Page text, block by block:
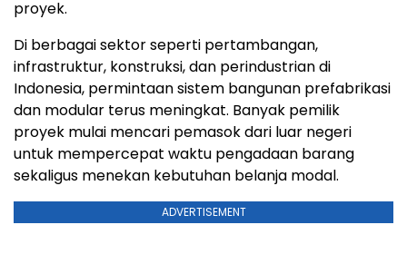
proyek.
Di berbagai sektor seperti pertambangan,
infrastruktur, konstruksi, dan perindustrian di
Indonesia, permintaan sistem bangunan prefabrikasi
dan modular terus meningkat. Banyak pemilik
proyek mulai mencari pemasok dari luar negeri
untuk mempercepat waktu pengadaan barang
sekaligus menekan kebutuhan belanja modal.
ADVERTISEMENT